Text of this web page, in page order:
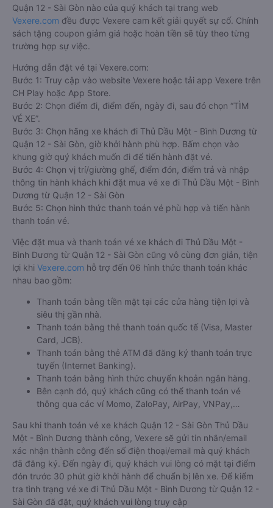
Quận 12 - Sài Gòn nào của quý khách tại trang web
Vexere.com đều được Vexere cam kết giải quyết sự cố. Chính
sách tặng coupon giảm giá hoặc hoàn tiền sẽ tùy theo từng
trường hợp sự việc.
Hướng dẫn đặt vé tại Vexere.com:
Bước 1: Truy cập vào website Vexere hoặc tải app Vexere trên
CH Play hoặc App Store.
Bước 2: Chọn điểm đi, điểm đến, ngày đi, sau đó chọn “TÌM
VÉ XE”.
Bước 3: Chọn hãng xe khách đi Thủ Dầu Một - Bình Dương từ
Quận 12 - Sài Gòn, giờ khởi hành phù hợp. Bấm chọn vào
khung giờ quý khách muốn đi để tiến hành đặt vé.
Bước 4: Chọn vị trí/giường ghế, điểm đón, điểm trả và nhập
thông tin hành khách khi đặt mua vé xe đi Thủ Dầu Một - Bình
Dương từ Quận 12 - Sài Gòn
Bước 5: Chọn hình thức thanh toán vé phù hợp và tiến hành
thanh toán vé.
Việc đặt mua và thanh toán vé xe khách đi Thủ Dầu Một -
Bình Dương từ Quận 12 - Sài Gòn cũng vô cùng đơn giản, tiện
lợi khi Vexere.com hỗ trợ đến 06 hình thức thanh toán khác
nhau bao gồm:
Thanh toán bằng tiền mặt tại các cửa hàng tiện lợi và
siêu thị gần nhà.
Thanh toán bằng thẻ thanh toán quốc tế (Visa, Master
Card, JCB).
Thanh toán bằng thẻ ATM đã đăng ký thanh toán trực
tuyến (Internet Banking).
Thanh toán bằng hình thức chuyển khoản ngân hàng.
Bên cạnh đó, quý khách cũng có thể thanh toán vé
thông qua các ví Momo, ZaloPay, AirPay, VNPay,…
Sau khi thanh toán vé xe khách Quận 12 - Sài Gòn Thủ Dầu
Một - Bình Dương thành công, Vexere sẽ gửi tin nhắn/email
xác nhận thành công đến số điện thoại/email mà quý khách
đã đăng ký. Đến ngày đi, quý khách vui lòng có mặt tại điểm
đón trước 30 phút giờ khởi hành để chuẩn bị lên xe. Để kiểm
tra tình trạng vé xe đi Thủ Dầu Một - Bình Dương từ Quận 12 -
Sài Gòn đã đặt, quý khách vui lòng truy cập